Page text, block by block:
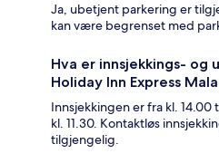
Ja, ubetjent parkering er
kan være begrenset med
Hva er innsjekkings- og
Holiday Inn Express
Innsjekkingen er fra kl. 14.00
kl. 11.30. Kontaktløs
tilgjengelig.